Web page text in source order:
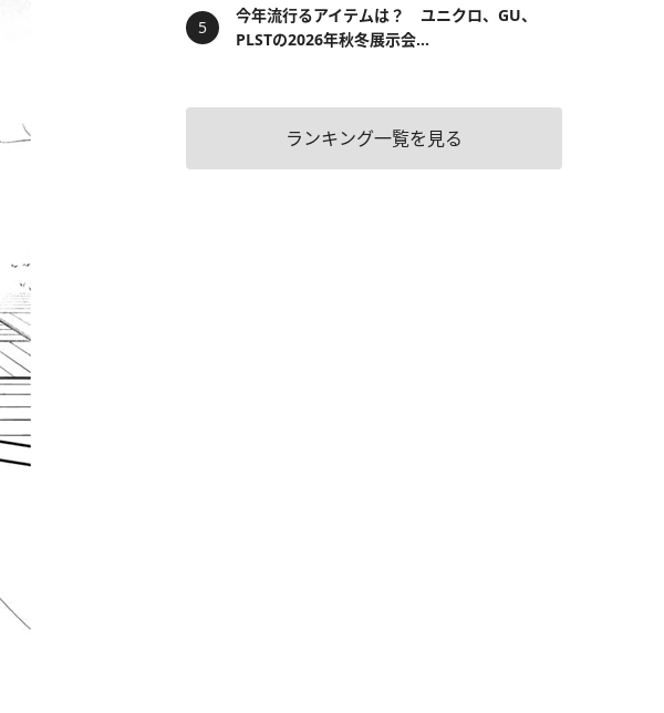
今年流行るアイテムは？ ユニクロ、GU、
PLSTの2026年秋冬展示会...
ランキング一覧を見る